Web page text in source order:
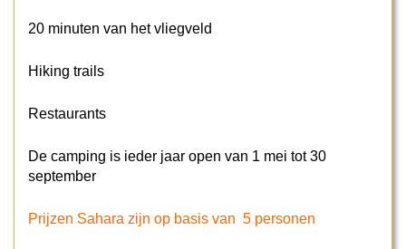
20 minuten van het vliegveld
Hiking trails
Restaurants
De camping is ieder jaar open van 1 mei tot 30
september
Prijzen Sahara zijn op basis van 5 personen